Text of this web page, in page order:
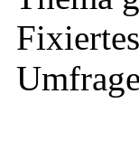
Umfrage